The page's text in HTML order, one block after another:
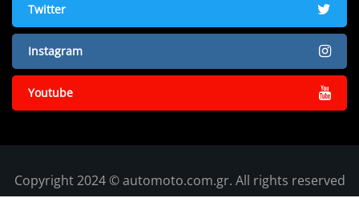
Twitter
Instagram
Youtube
Copyright 2024 © automoto.com.gr. All rights reserved